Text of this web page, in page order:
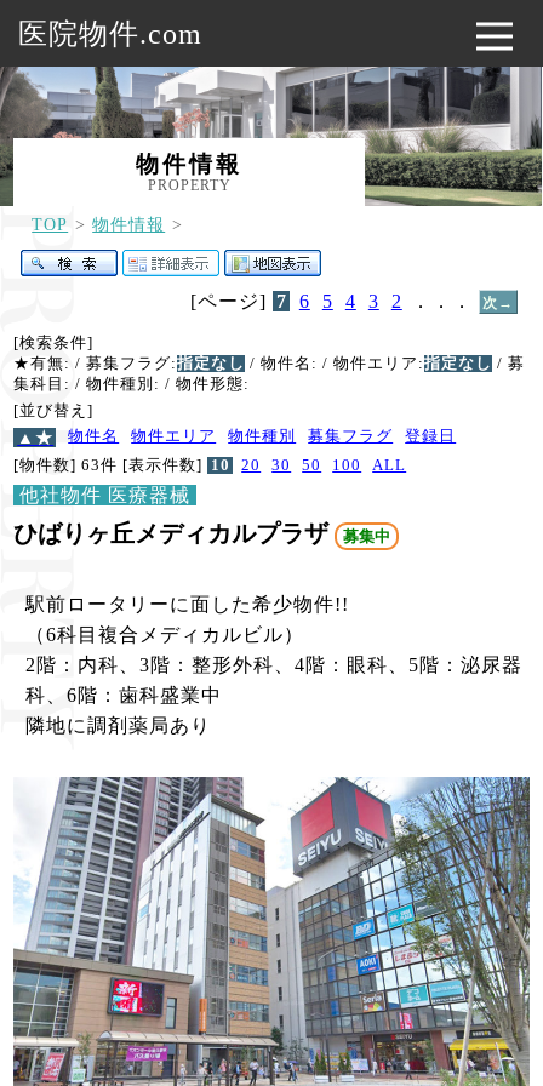
医院物件.com
物件情報
PROPERTY
TOP 物件情報
[ページ] 7 6 5 4 3 2 ．．． 次→
[検索条件]
★有無: / 募集フラグ:指定なし / 物件名: / 物件エリア:指定なし / 募
集科目: / 物件種別: / 物件形態:
[並び替え]
▲★ 物件名 物件エリア 物件種別 募集フラグ
登録日
[物件数] 63件 [表示件数] 10 20 30 50 100 ALL
他社物件 医療器械
ひばりヶ丘メディカルプラザ 募集中
駅前ロータリーに面した希少物件!!
（6科目複合メディカルビル）
2階：内科、3階：整形外科、4階：眼科、5階：泌尿器
科、6階：歯科盛業中
隣地に調剤薬局あり